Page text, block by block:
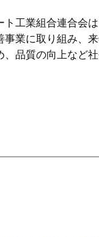
工業組合連合会
事業に取り組み、
、品質の向上など